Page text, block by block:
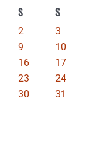
S S
2
3
9
10
16
17
23
24
30
31